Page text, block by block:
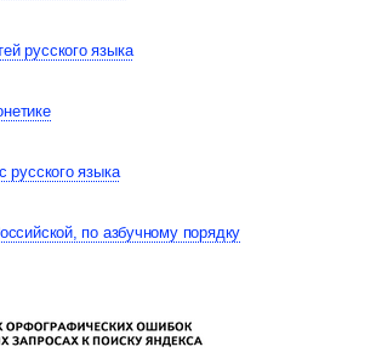
русского языка
русского языка
по азбучному порядку